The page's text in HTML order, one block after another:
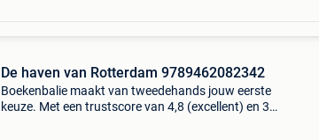
De haven van Rotterdam 9789462082342
Boekenbalie maakt van tweedehands jouw eerste
keuze. Met een trustscore van 4,8 (excellent) en 30